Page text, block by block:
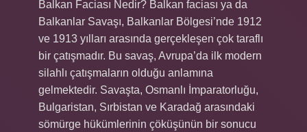
Balkan Faciası Nedir? Balkan faciası ya da
Balkanlar Savaşı, Balkanlar Bölgesi’nde 1912
ve 1913 yılları arasında gerçekleşen çok taraflı
bir çatışmadır. Bu savaş, Avrupa’da ilk modern
silahlı çatışmaların olduğu anlamına
gelmektedir. Savaşta, Osmanlı İmparatorluğu,
Bulgaristan, Sırbistan ve Karadağ arasındaki
sömürge hükümlerinin çöküşünün bir sonucu